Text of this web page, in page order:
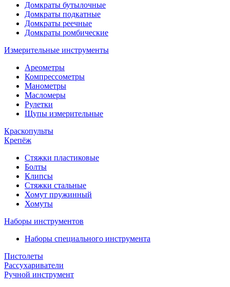
Домкраты бутылочные
Домкраты подкатные
Домкраты реечные
Домкраты ромбические
Измерительные инструменты
Ареометры
Компрессометры
Манометры
Масломеры
Рулетки
Щупы измерительные
Краскопульты
Крепёж
Стяжки пластиковые
Болты
Клипсы
Стяжки стальные
Хомут пружинный
Хомуты
Наборы инструментов
Наборы специального инструмента
Пистолеты
Рассухариватели
Ручной инструмент